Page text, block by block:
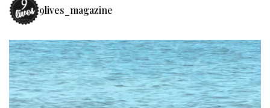
9lives_magazine